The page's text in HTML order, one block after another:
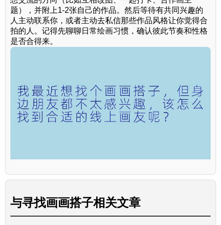
题），并附上1-2张自己的作品。然后等待有共同兴趣的
人主动联系你，或者主动去私信那些作品风格让你觉得合
拍的人。记得先聊聊日常绘画习惯，确认彼此节奏和性格
是否合得来。
与寻找画画搭子相关文章